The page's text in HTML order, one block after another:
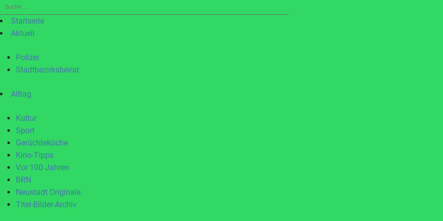
Suche
nach:Startseite
Aktuell
Polizei
Stadtbezirksbeirat
Alltag
Kultur
Sport
Gerüchteküche
Kino-Tipps
Vor 100 Jahren
BRN
Neustadt Originale
Titel-Bilder-Archiv